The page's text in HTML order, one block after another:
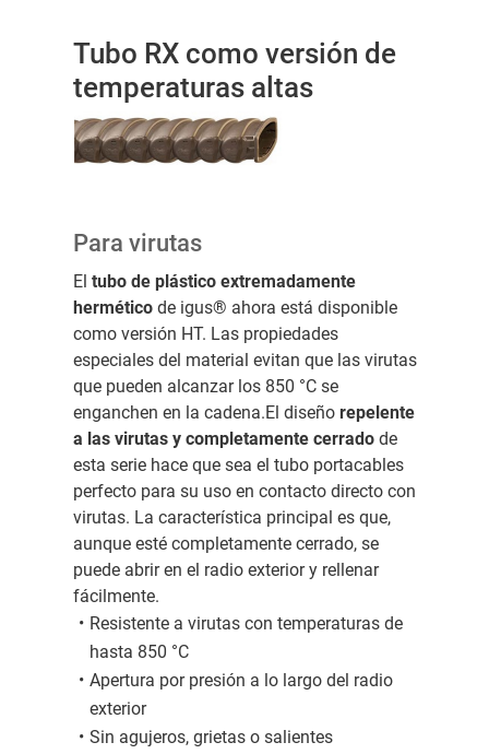
Tubo RX como versión de
temperaturas altas
Para virutas
El tubo de plástico extremadamente
herméticode igus® ahora está disponible
como versión HT. Las propiedades
especiales del material evitan que las virutas
que pueden alcanzar los 850 °C se
enganchen en la cadena.El diseño repelente
a las virutas y completamente cerradode
esta serie hace que sea el tubo portacables
perfecto para su uso en contacto directo con
virutas. La característica principal es que,
aunque esté completamente cerrado, se
puede abrir en el radio exterior y rellenar
fácilmente.
Resistente a virutas con temperaturas de
hasta 850 °C
Apertura por presión a lo largo del radio
exterior
Sin agujeros, grietas o salientes